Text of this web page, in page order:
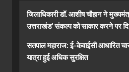
जिलाधिकारी डॉ. आशीष चौहान ने
उत्तराखंड’ संकल्प को साकार करने पर
सतपाल महाराज: ई-केवाईसी आधारित
यात्रा हुई अधिक सुरक्षित